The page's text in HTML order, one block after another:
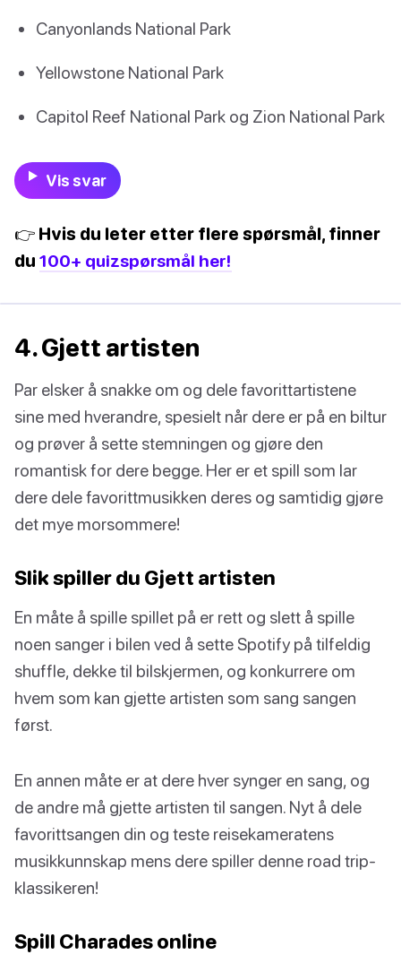
Canyonlands National Park
Yellowstone National Park
Capitol Reef National Park og Zion National Park
Vis svar
👉 Hvis du leter etter flere spørsmål, finner
du 100+ quizspørsmål her!
4. Gjett artisten
Par elsker å snakke om og dele favorittartistene
sine med hverandre, spesielt når dere er på en biltur
og prøver å sette stemningen og gjøre den
romantisk for dere begge. Her er et spill som lar
dere dele favorittmusikken deres og samtidig gjøre
det mye morsommere!
Slik spiller du Gjett artisten
En måte å spille spillet på er rett og slett å spille
noen sanger i bilen ved å sette Spotify på tilfeldig
shuffle, dekke til bilskjermen, og konkurrere om
hvem som kan gjette artisten som sang sangen
først.
En annen måte er at dere hver synger en sang, og
de andre må gjette artisten til sangen. Nyt å dele
favorittsangen din og teste reisekameratens
musikkunnskap mens dere spiller denne road trip-
klassikeren!
Spill Charades online